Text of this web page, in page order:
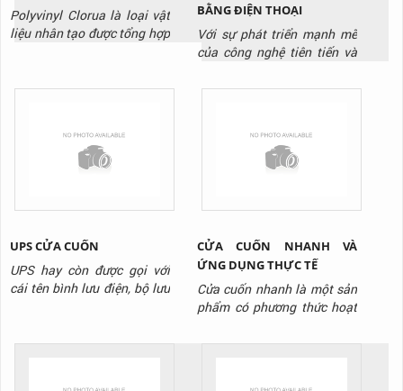
Polyvinyl Clorua là loại vật
liệu nhân tạo được tổng hợp
hoạt và sản xuất cho nhân
nhiều. Bước đầu khi được
khám phá ra, PVC có rất
BẰNG ĐIỆN THOẠI
Với sự phát triển mạnh mẽ
của công nghệ tiên tiến và
các sản phẩm mang tính đột
được thay thế bằng các
công nghệ thông minh.
bằng...
UPS CỬA CUỐN
UPS hay còn được gọi với
cái tên bình lưu điện, bộ lưu
lưu giữ và phát điện năng
CỬA CUỐN NHANH VÀ
ỨNG DỤNG THỰC TẾ
Cửa cuốn nhanh là một sản
phẩm có phương thức hoạt
cuốn khác. Biển chuyển